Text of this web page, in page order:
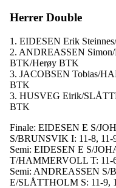
Herrer Double
1. EIDESEN Erik
2. ANDREASSEN
BTK/Herøy BTK
3. JACOBSEN Tobias/
BTK
3. HUSVEG Eirik/
BTK
Finale: EIDESEN E S/
S/BRUNSVIK I: 11-8, 11-
Semi: EIDESEN E S/
T/HAMMERVOLL T: 11-
Semi: ANDREASSEN
E/SLÅTTHOLM S: 11-9,